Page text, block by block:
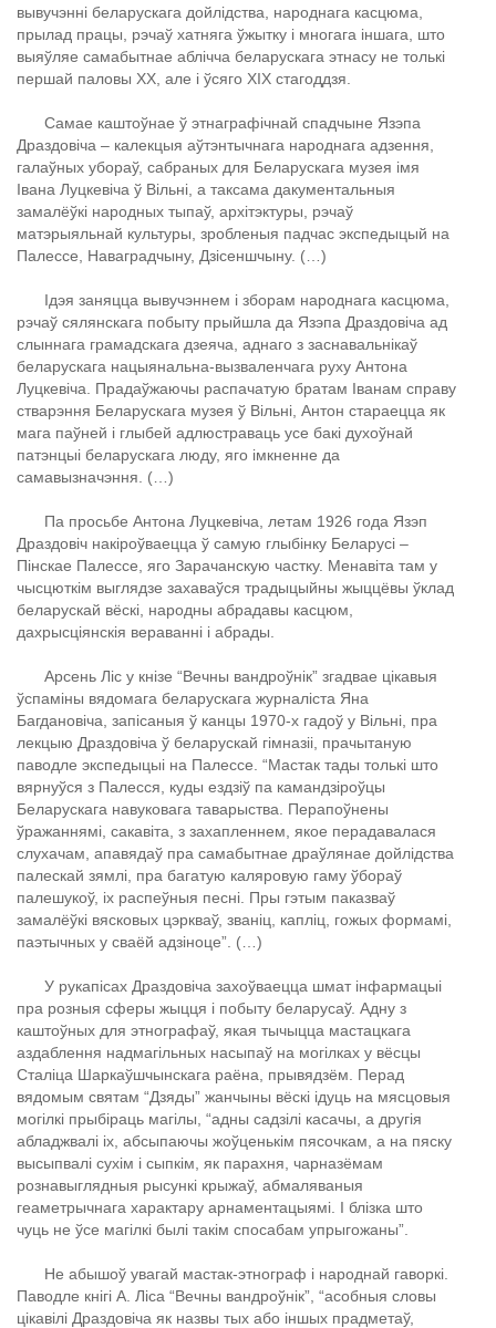
вывучэнні беларускага дойлідства, народнага касцюма,
прылад працы, рэчаў хатняга ўжытку і многага іншага, што
выяўляе самабытнае аблічча беларускага этнасу не толькі
першай паловы ХХ, але і ўсяго ХІХ стагоддзя.
Самае каштоўнае ў этнаграфічнай спадчыне Язэпа
Драздовіча – калекцыя аўтэнтычнага народнага адзення,
галаўных убораў, сабраных для Беларускага музея імя
Івана Луцкевіча ў Вільні, а таксама дакументальныя
замалёўкі народных тыпаў, архітэктуры, рэчаў
матэрыяльнай культуры, зробленыя падчас экспедыцый на
Палессе, Наваградчыну, Дзісеншчыну. (…)
Ідэя заняцца вывучэннем і зборам народнага касцюма,
рэчаў сялянскага побыту прыйшла да Язэпа Драздовіча ад
слыннага грамадскага дзеяча, аднаго з заснавальнікаў
беларускага нацыянальна-вызваленчага руху Антона
Луцкевіча. Прадаўжаючы распачатую братам Іванам справу
стварэння Беларускага музея ў Вільні, Антон стараецца як
мага паўней і глыбей адлюстраваць усе бакі духоўнай
патэнцыі беларускага люду, яго імкненне да
самавызначэння. (…)
Па просьбе Антона Луцкевіча, летам 1926 года Язэп
Драздовіч накіроўваецца ў самую глыбінку Беларусі –
Пінскае Палессе, яго Зарачанскую частку. Менавіта там у
чысцюткім выглядзе захаваўся традыцыйны жыццёвы ўклад
беларускай вёскі, народны абрадавы касцюм,
дахрысціянскія вераванні і абрады.
Арсень Ліс у кнізе “Вечны вандроўнік” згадвае цікавыя
ўспаміны вядомага беларускага журналіста Яна
Багдановіча, запісаныя ў канцы 1970-х гадоў у Вільні, пра
лекцыю Драздовіча ў беларускай гімназіі, прачытаную
паводле экспедыцыі на Палессе. “Мастак тады толькі што
вярнуўся з Палесся, куды ездзіў па камандзіроўцы
Беларускага навуковага таварыства. Перапоўнены
ўражаннямі, сакавіта, з захапленнем, якое перадавалася
слухачам, апавядаў пра самабытнае драўлянае дойлідства
палескай зямлі, пра багатую каляровую гаму ўбораў
палешукоў, іх распеўныя песні. Пры гэтым паказваў
замалёўкі вясковых цэркваў, званіц, капліц, гожых формамі,
паэтычных у сваёй адзіноце”. (…)
У рукапісах Драздовіча захоўваецца шмат інфармацыі
пра розныя сферы жыцця і побыту беларусаў. Адну з
каштоўных для этнографаў, якая тычыцца мастацкага
аздаблення надмагільных насыпаў на могілках у вёсцы
Сталіца Шаркаўшчынскага раёна, прывядзём. Перад
вядомым святам “Дзяды” жанчыны вёскі ідуць на мясцовыя
могілкі прыбіраць магілы, “адны садзілі касачы, а другія
абладжвалі іх, абсыпаючы жоўценькім пясочкам, а на пяску
высыпвалі сухім і сыпкім, як парахня, чарназёмам
рознавыглядныя рысункі крыжаў, абмаляваныя
геаметрычнага характару арнаментацыямі. І блізка што
чуць не ўсе магілкі былі такім спосабам упрыгожаны”.
Не абышоў увагай мастак-этнограф і народнай гаворкі.
Паводле кнігі А. Ліса “Вечны вандроўнік”, “асобныя словы
цікавілі Драздовіча як назвы тых або іншых прадметаў,